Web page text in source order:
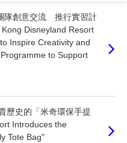
隊創意交流 推行實習計
Disneyland Resort
Inspire Creativity and
to Support
歷史的「米奇環保手提
Introduces the
Tote Bag"